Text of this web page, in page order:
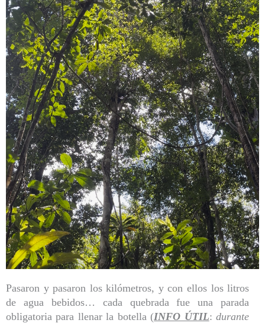
Pasaron y pasaron los kilómetros, y con ellos los litros
de agua bebidos… cada quebrada fue una parada
obligatoria para llenar la botella (INFO ÚTIL:durante